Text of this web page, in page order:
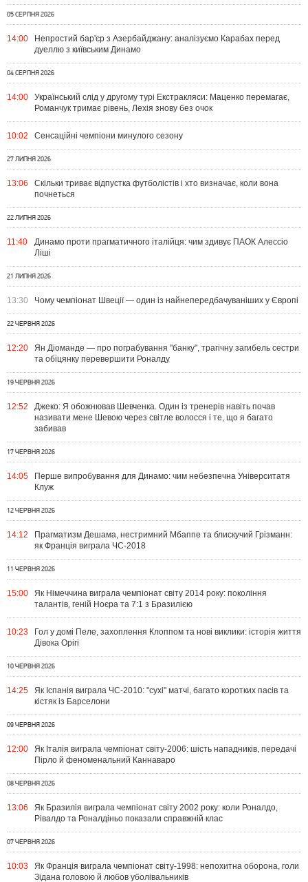
05 СЕРПНЯ 2026
14:00
Непростий бар'єр з Азербайджану: аналізуємо Карабах перед
дуеллю з київським Динамо
04 СЕРПНЯ 2026
14:00
Український слід у другому турі Екстракляси: Маценко перемагає,
Романчук тримає рівень, Лехія знову без очок
10:02 Сенсаційні чемпіони минулого сезону
27 ЛИПНЯ 2026
13:06
Скільки триває відпустка футболістів і хто визначає, коли вона
почнеться
22 ЛИПНЯ 2026
11:40
Динамо проти прагматичного італійця: чим здивує ПАОК Алессіо
Ліші
21 ЛИПНЯ 2026
13:30 Чому чемпіонат Швеції — один із найнепередбачуваніших у Європі
22 ЧЕРВНЯ 2026
12:20
Ян Діоманде — про пограбування "банку", трагічну загибель сестри
та обіцянку перевершити Роналду
19 ЧЕРВНЯ 2026
12:52
Джеко: Я обожнював Шевченка. Один із тренерів навіть почав
називати мене Шевою через світле волосся і те, що я багато
забивав
17 ЧЕРВНЯ 2026
14:05
Перше випробування для Динамо: чим небезпечна Університатя
Клуж
12 ЧЕРВНЯ 2026
14:12
Прагматизм Дешама, нестримний Мбаппе та блискучий Грізманн:
як Франція виграла ЧС-2018
11 ЧЕРВНЯ 2026
15:00
Як Німеччина виграла чемпіонат світу 2014 року: покоління
талантів, геній Ноєра та 7:1 з Бразилією
10:23
Гол у домі Пеле, захоплення Клоппом та нові виклики: історія життя
Дівока Орігі
10 ЧЕРВНЯ 2026
14:25
Як Іспанія виграла ЧС-2010: "сухі" матчі, багато коротких пасів та
кістяк із Барселони
09 ЧЕРВНЯ 2026
12:00
Як Італія виграла чемпіонат світу-2006: шість нападників, передачі
Пірло й феноменальний Каннаваро
08 ЧЕРВНЯ 2026
13:06
Як Бразилія виграла чемпіонат світу 2002 року: коли Роналдо,
Рівалдо та Роналдіньо показали справжній клас
07 ЧЕРВНЯ 2026
10:03
Як Франція виграла чемпіонат світу-1998: непохитна оборона, голи
Зідана головою й любов уболівальників